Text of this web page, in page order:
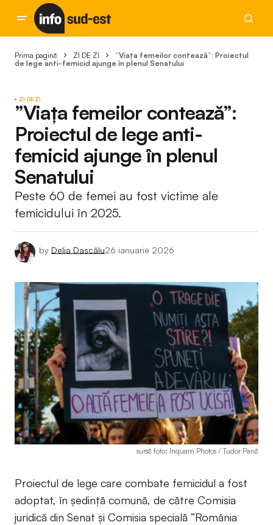
Prima pagină ZI DE ZI
”Viața femeilor contează”: Proiectul
de lege anti-femicid ajunge în plenul Senatului
ZI DE ZI
”Viața femeilor contează”:
Proiectul de lege anti-
femicid ajunge în plenul
Senatului
Peste 60 de femei au fost victime ale
femicidului în 2025.
by Delia Dascălu26 ianuarie 2026
sursă foto: Inquam Photos / Tudor Pană
Proiectul de lege care combate femicidul a fost
adoptat, în ședință comună, de către Comisia
juridică din Senat și Comisia specială ”România